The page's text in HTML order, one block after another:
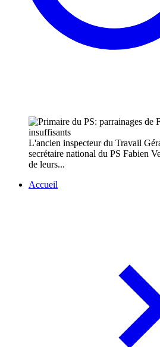
L'ancien inspecteur du Travail
secrétaire national du PS Fabien
de leurs...
Accueil